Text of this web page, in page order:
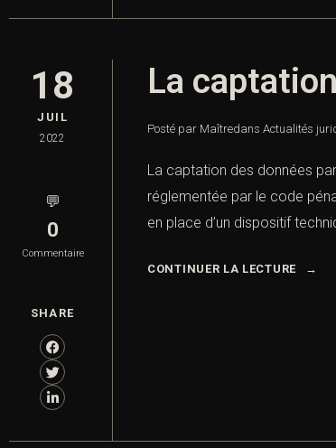
18
JUIL
2022
💬
0
Commentaire
SHARE
La
Posté par Maîtredans Actualités
La captation des données
réglementée par le code
en place d’un dispositif
CONTINUER LA LECTURE